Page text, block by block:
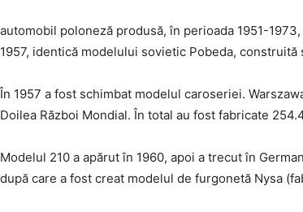
automobil poloneză produsă, în perioada 1951-
1957, identică modelului sovietic Pobeda, construită
În 1957 a fost schimbat modelul caroseriei.
Doilea Război Mondial. În total au fost fabricate
Modelul 210 a apărut în 1960, apoi a trecut în
după care a fost creat modelul de furgonetă Nysa